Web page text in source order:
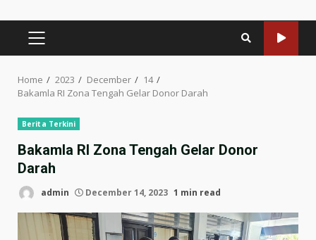
PRIMARY
Home 2023 December
14
Bakamla RI Zona Tengah Gelar Donor Darah
Berita Terkini
Bakamla RI Zona Tengah Gelar Donor
Darah
admin December 14, 2023 1 min read